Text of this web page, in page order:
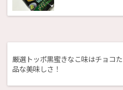
厳選トッポ黒蜜きなこ味はチョコ
品な美味しさ！